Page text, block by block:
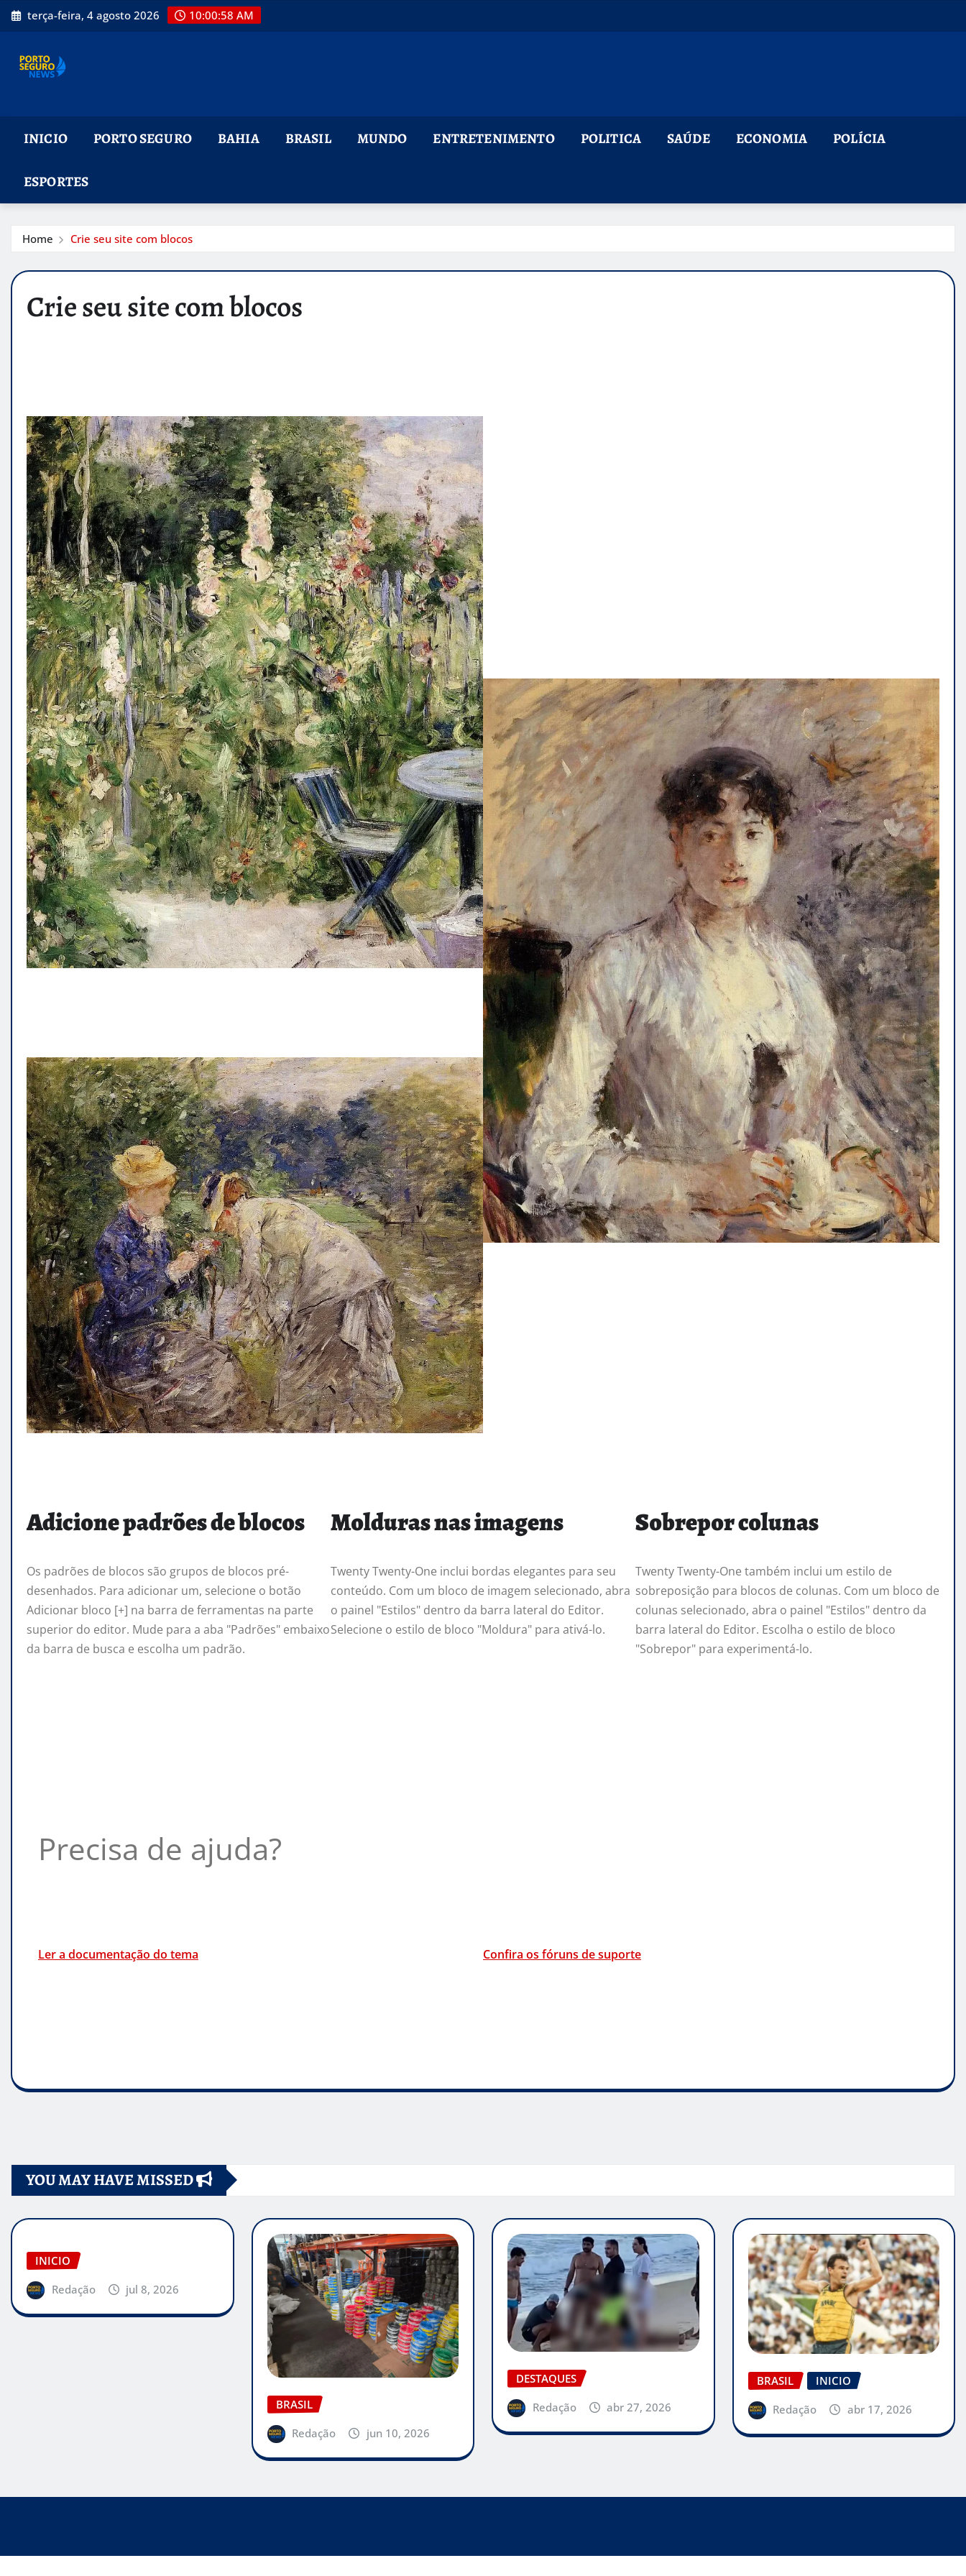
Skip
to
terça-feira, 4 agosto 2026 10:00:59 AM
INICIO PORTO SEGURO BAHIA BRASIL MUNDO ENTRETENIMENTO POLITICA SAÚDE ECONOMIA POLÍCIA
ESPORTES
Home Crie seu site com blocos
Crie seu site com blocos
Adicione padrões de blocos
Os padrões de blocos são grupos de blocos pré-
desenhados. Para adicionar um, selecione o botão
Adicionar bloco [+] na barra de ferramentas na parte
superior do editor. Mude para a aba "Padrões" embaixo
da barra de busca e escolha um padrão.
Molduras nas imagens
Twenty Twenty-One inclui bordas elegantes para seu
conteúdo. Com um bloco de imagem selecionado, abra
o painel "Estilos" dentro da barra lateral do Editor.
Selecione o estilo de bloco "Moldura" para ativá-lo.
Sobrepor colunas
Twenty Twenty-One também inclui um estilo de
sobreposição para blocos de colunas. Com um bloco de
colunas selecionado, abra o painel "Estilos" dentro da
barra lateral do Editor. Escolha o estilo de bloco
"Sobrepor" para experimentá-lo.
Precisa de ajuda?
Ler a documentação do tema Confira os fóruns de suporte
YOU MAY HAVE MISSED
INICIO
Redação
jul 8, 2026
BRASIL
Redação
jun 10, 2026
DESTAQUES
Redação
abr 27, 2026
BRASIL
INICIO
Redação
abr 17, 2026